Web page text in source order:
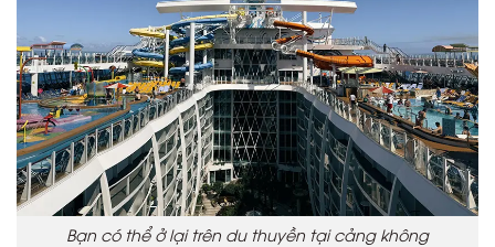
Bạn có thể ở lại trên du thuyền tại cảng không